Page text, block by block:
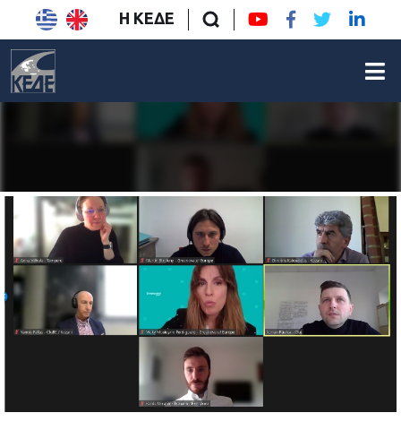
Η ΚΕΔΕ